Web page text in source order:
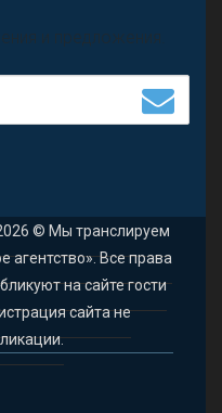
и предложения.
© Мы транслируем
агентство». Все права
на сайте гости
сайта не